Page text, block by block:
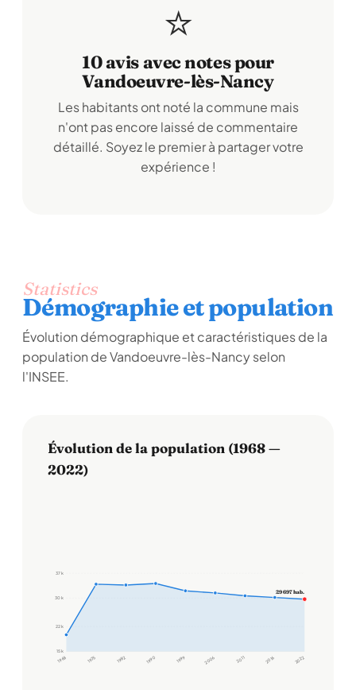
⭐
10 avis avec notes pour
Vandoeuvre-lès-Nancy
Les habitants ont noté la commune mais
n'ont pas encore laissé de commentaire
détaillé. Soyez le premier à partager votre
expérience !
Statistics
Démographie et population
Évolution démographique et caractéristiques de la
population de Vandoeuvre-lès-Nancy selon
l'INSEE.
Évolution de la population (1968 —
2022)
15 k
22 k
30 k
37 k
1968 1975 1982 1990 1999 2006 2011 2016 2022
29 697 hab.